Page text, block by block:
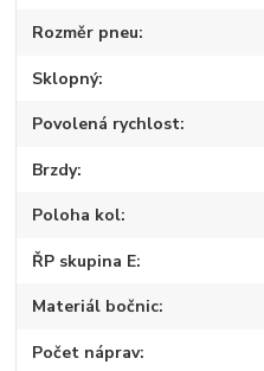
Rozměr pneu
Sklopný
Povolená rychlost
Brzdy
Poloha kol
ŘP skupina E
Materiál bočnic
Počet náprav